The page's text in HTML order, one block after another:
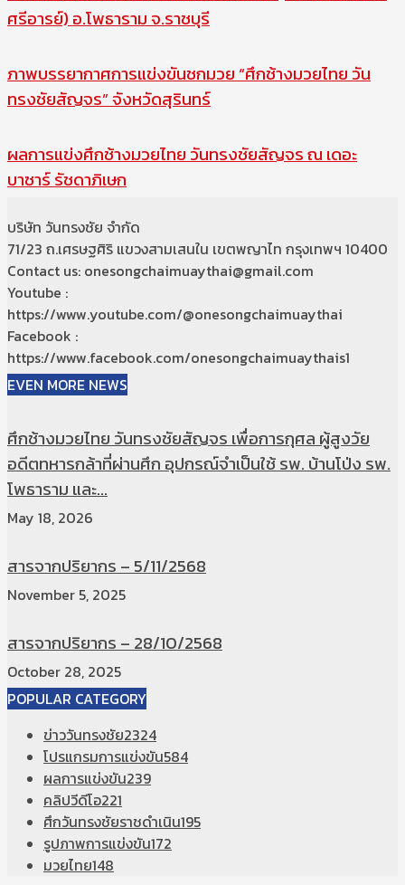
ศรีอารย์) อ.โพธาราม จ.ราชบุรี
ภาพบรรยากาศการแข่งขันชกมวย “ศึกช้างมวยไทย วัน
ทรงชัยสัญจร” จังหวัดสุรินทร์
ผลการแข่งศึกช้างมวยไทย วันทรงชัยสัญจร ณ เดอะ
บาซาร์ รัชดาภิเษก
บริษัท วันทรงชัย จำกัด
71/23 ถ.เศรษฐศิริ แขวงสามเสนใน เขตพญาไท กรุงเทพฯ 10400
Contact us: onesongchaimuaythai@gmail.com
Youtube :
https://www.youtube.com/@onesongchaimuaythai
Facebook :
https://www.facebook.com/onesongchaimuaythais1
EVEN MORE NEWS
ศึกช้างมวยไทย วันทรงชัยสัญจร เพื่อการกุศล ผู้สูงวัย
อดีตทหารกล้าที่ผ่านศึก อุปกรณ์จำเป็นใช้ รพ. บ้านโป่ง รพ.
โพธาราม และ...
May 18, 2026
สารจากปริยากร – 5/11/2568
November 5, 2025
สารจากปริยากร – 28/10/2568
October 28, 2025
POPULAR CATEGORY
ข่าววันทรงชัย2324
โปรแกรมการแข่งขัน584
ผลการแข่งขัน239
คลิปวีดีโอ221
ศึกวันทรงชัยราชดำเนิน195
รูปภาพการแข่งขัน172
มวยไทย148